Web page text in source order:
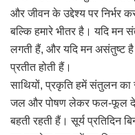
और जीवन के उद्देश्य पर निर्भर
बल्कि हमारे भीतर है। यदि मन
लगती हैं, और यदि मन असंतुष्ट है
प्रतीत होती हैं।
साथियों, प्रकृति हमें संतुलन
जल और पोषण लेकर फल-फूल देते
बहती रहती हैं। सूर्य प्रतिदिन